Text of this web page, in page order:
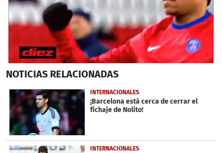
seconds
3
minutes,
48
seconds
NOTICIAS RELACIONADAS
INTERNACIONALES
¡Barcelona está cerca de cerrar el
fichaje de Nolito!
INTERNACIONALES